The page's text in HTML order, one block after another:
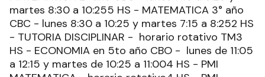
martes 8:30 a 10:255 HS - MATEMATICA 3° año
CBC - lunes 8:30 a 10:25 y martes 7:15 a 8:252 HS
- TUTORIA DISCIPLINAR - horario rotativo TM3
HS - ECONOMIA en 5to año CBO - lunes de 11:05
a 12:15 y martes de 10:25 a 11:004 HS - PMI